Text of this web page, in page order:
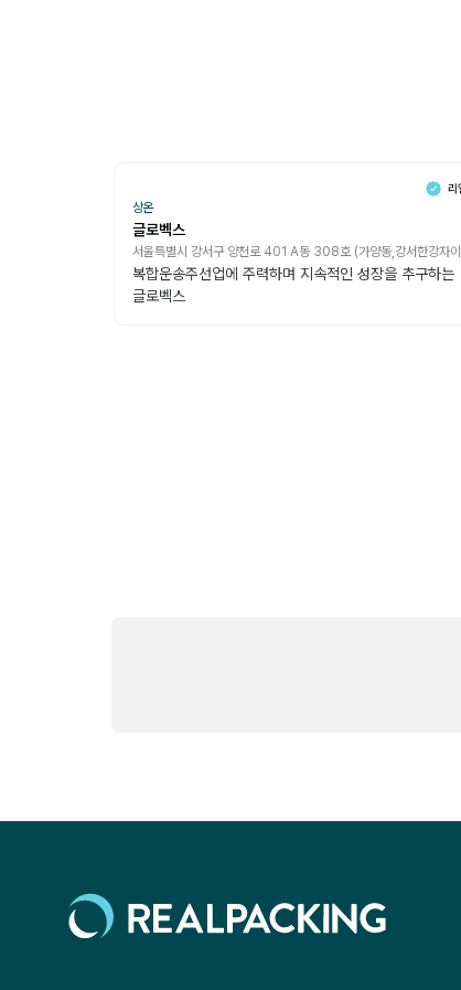
상온
글로벡스
서울특별시 강서구 양천로 401 A동 308호 (가양동,강서한강자
복합운송주선업에 주력하며 지속적인 성장을 추구하는
글로벡스